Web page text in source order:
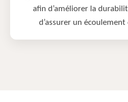
afin d’améliorer la
d’assurer un écoulement